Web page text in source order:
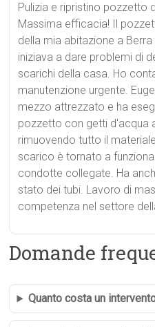
Pulizia e ripristino pozzetto
Massima efficacia! Il
della mia abitazione a
iniziava a dare problemi di
scarichi della casa. Ho
manutenzione urgente.
mezzo attrezzato e ha
pozzetto con getti d'acqua
rimuovendo tutto il
scarico è tornato a
condotte collegate. Ha
stato dei tubi. Lavoro di
competenza nel settore
Domande
Quanto costa un